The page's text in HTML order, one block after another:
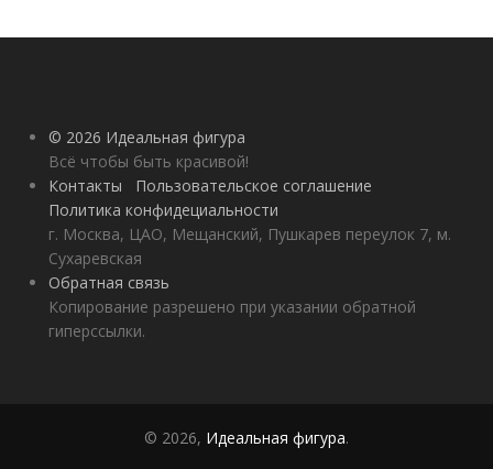
© 2026 Идеальная фигура
Всё чтобы быть красивой!
Контакты
Пользовательское соглашение
Политика конфидециальности
г. Москва, ЦАО, Мещанский, Пушкарев переулок 7, м.
Сухаревская
Обратная связь
Копирование разрешено при указании обратной
гиперссылки.
© 2026, Идеальная фигура.